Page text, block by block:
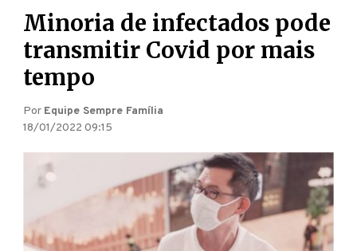
Minoria de infectados pode
transmitir Covid por mais
tempo
Por Equipe Sempre Família
18/01/2022 09:15